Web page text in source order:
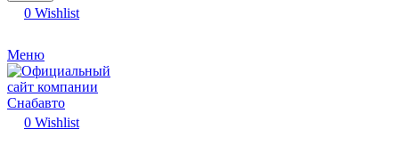
0 Wishlist
Меню
0 Wishlist